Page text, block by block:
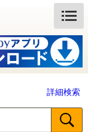
詳細検索